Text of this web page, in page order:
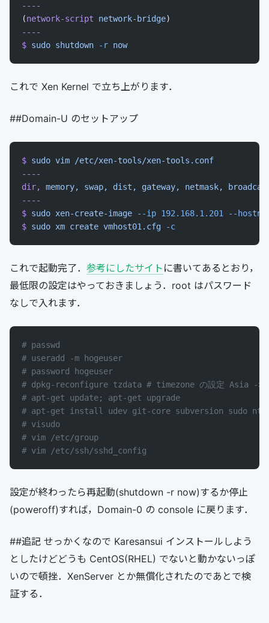
----
(network-script network-bridge)
----
$ sudo shutdown -r now
これで Xen Kernel で立ち上がります．
##Domain-U のセットアップ
$ sudo vim /etc/xen-tools/xen-tools.conf
----
dir,
memory, swap, dist, gateway, netmask,
----
$ sudo xen-create-image --ip 192.168.1.201
--
$ sudo xm create vmhost01.cfg -c
これで起動完了． 参考にしたサイト に書いてあるとおり，
最低限の設定はやっておきましょう．root はパスワード
なしで入れます．
# passwd
# useradd -m hogeuser
# password hogeuser
# dpkg-reconfigure tzdata # timezone の設定 Asia ->
# apt-get update; apt-get upgrade
# apt-get install udev git-core subversion sudo ntp
# visudo
# vim /etc/group
# vim /etc/ssh/sshd_config
設定が終わったら再起動(shutdown -r now)するか停止
(poweroff)すれば，Domain-0 の console に戻ります．
##追記 せっかくなので Karesansui インストールしよう
としたけどどうも CentOS(RHEL) でないと動かないっぽ
いので頓挫．XenServer とか無償化されたのであとで検
証する．